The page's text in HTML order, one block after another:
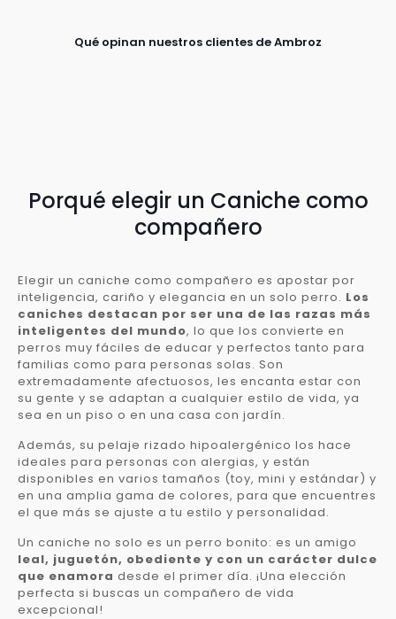
Qué opinan nuestros clientes de Ambroz
Porqué elegir un Caniche como
compañero
Elegir un caniche como compañero es apostar por
inteligencia, cariño y elegancia en un solo perro. Los
caniches destacan por ser una de las razas más
inteligentes del mundo, lo que los convierte en
perros muy fáciles de educar y perfectos tanto para
familias como para personas solas. Son
extremadamente afectuosos, les encanta estar con
su gente y se adaptan a cualquier estilo de vida, ya
sea en un piso o en una casa con jardín.
Además, su pelaje rizado hipoalergénico los hace
ideales para personas con alergias, y están
disponibles en varios tamaños (toy, mini y estándar) y
en una amplia gama de colores, para que encuentres
el que más se ajuste a tu estilo y personalidad.
Un caniche no solo es un perro bonito: es un amigo
leal, juguetón, obediente y con un carácter dulce
que enamora desde el primer día. ¡Una elección
perfecta si buscas un compañero de vida
excepcional!